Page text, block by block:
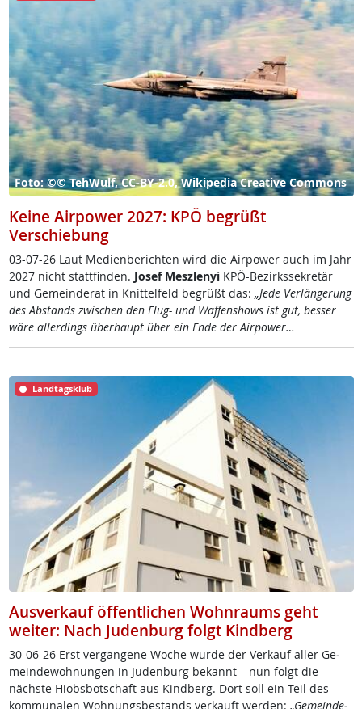
Foto: ©© TehWulf, CC-BY-2.0, Wikipedia Creative Commons
Keine Airpower 2027: KPÖ begrüßt
Verschiebung
03-07-26 Laut Me­di­en­be­rich­ten wird die Air­po­wer auch im Jahr
2027 nicht statt­fin­den. Jo­sef Mesz­le­nyiKPÖ-Be­zirks­se­k­re­tär
und Ge­mein­de­rat in Knit­tel­feld be­grüßt das: „Je­de Ver­län­ge­rung
des Ab­stands zwi­schen den Flug- und Waf­fen­shows ist gut, bes­ser
wä­re al­ler­dings über­haupt über ein En­de der Air­po­wer…
Landtagsklub
Ausverkauf öffentlichen Wohnraums geht
weiter: Nach Judenburg folgt Kindberg
30-06-26 Erst ver­gan­ge­ne Wo­che wur­de der Ver­kauf al­ler Ge­
mein­de­woh­nun­gen in Ju­den­burg be­kannt – nun folgt die
nächs­te Hi­obs­bot­schaft aus Kind­berg. Dort soll ein Teil des
kom­mu­na­len Woh­nungs­be­stands ver­kauft wer­den: „Ge­mein­de­